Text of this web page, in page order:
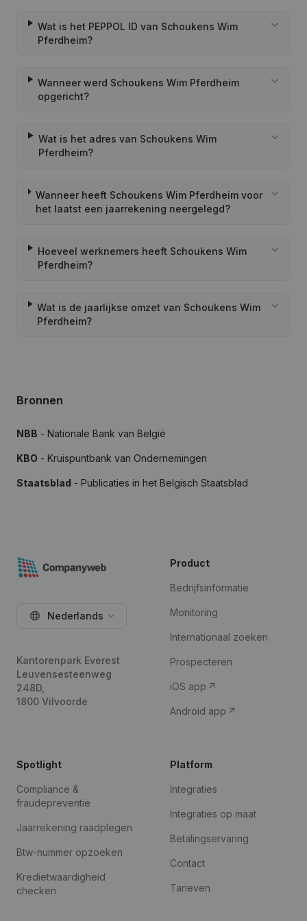
Wat is het PEPPOL ID van Schoukens Wim
Pferdheim?
Wanneer werd Schoukens Wim Pferdheim
opgericht?
Wat is het adres van Schoukens Wim
Pferdheim?
Wanneer heeft Schoukens Wim Pferdheim voor
het laatst een jaarrekening neergelegd?
Hoeveel werknemers heeft Schoukens Wim
Pferdheim?
Wat is de jaarlijkse omzet van Schoukens Wim
Pferdheim?
Bronnen
NBB - Nationale Bank van België
KBO - Kruispuntbank van Ondernemingen
Staatsblad - Publicaties in het Belgisch Staatsblad
Nederlands
Kantorenpark Everest
Leuvensesteenweg
248D,
1800 Vilvoorde
Product
Bedrijfsinformatie
Monitoring
Internationaal zoeken
Prospecteren
iOS app
Android app
Spotlight
Compliance &
fraudepreventie
Jaarrekening raadplegen
Btw-nummer opzoeken
Kredietwaardigheid
checken
Platform
Integraties
Integraties op maat
Betalingservaring
Contact
Tarieven